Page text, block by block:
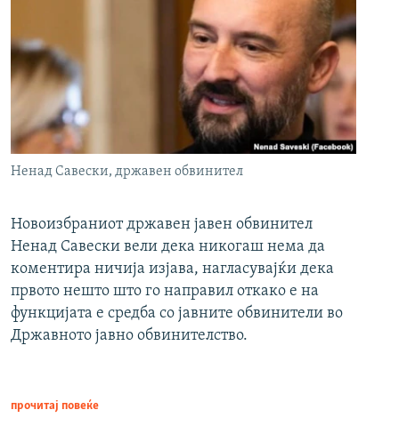
Ненад Савески, државен обвинител
Новоизбраниот државен јавен обвинител
Ненад Савески вели дека никогаш нема да
коментира ничија изјава, нагласувајќи дека
првото нешто што го направил откако е на
функцијата е средба со јавните обвинители во
Државното јавно обвинителство.
прочитај повеќе